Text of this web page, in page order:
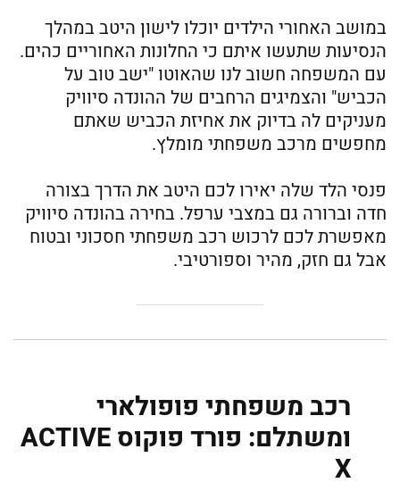
במושב האחורי הילדים יוכלו לישון היטב במהלך
הנסיעות שתעשו איתם כי החלונות האחוריים כהים.
עם המשפחה חשוב לנו שהאוטו "ישב טוב על
הכביש" והצמיגים הרחבים של ההונדה סיוויק
מעניקים לה בדיוק את אחיזת הכביש שאתם
מחפשים מרכב משפחתי מומלץ.
פנסי הלד שלה יאירו לכם היטב את הדרך בצורה
חדה וברורה גם במצבי ערפל. בחירה בהונדה סיוויק
מאפשרת לכם לרכוש רכב משפחתי חסכוני ובטוח
אבל גם חזק, מהיר וספורטיבי.
רכב משפחתי פופולארי
ומשתלם: פורד פוקוס ACTIVE
X